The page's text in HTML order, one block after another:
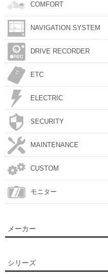
COMFORT
NAVIGATION SYSTEM
DRIVE RECORDER
ETC
ELECTRIC
SECURITY
MAINTENANCE
CUSTOM
モニター
メーカー
シリーズ